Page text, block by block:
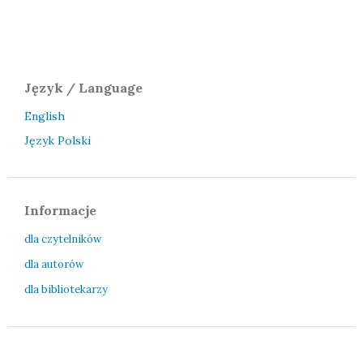
Język / Language
English
Język Polski
Informacje
dla czytelników
dla autorów
dla bibliotekarzy